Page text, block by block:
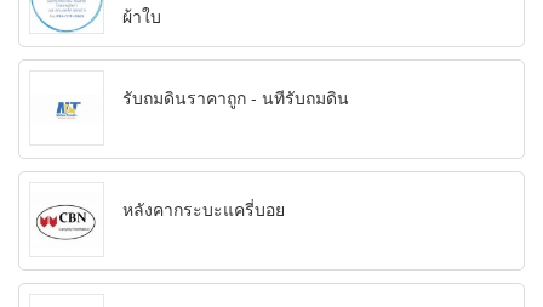
ผ้าใบ
รับถมดินราคาถูก - นทีรับถมดิน
หลังคากระบะแครี่บอย